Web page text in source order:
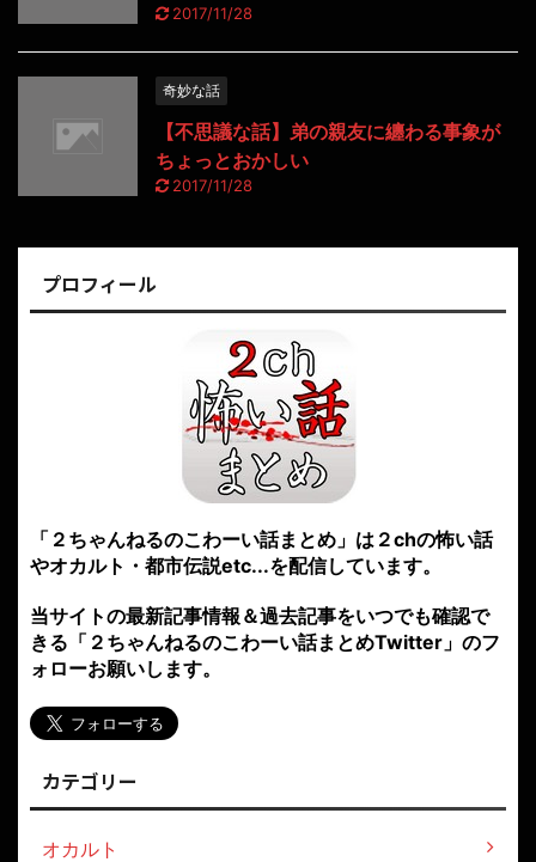
2017/11/28
奇妙な話
【不思議な話】弟の親友に纏わる事象が
ちょっとおかしい
2017/11/28
プロフィール
「２ちゃんねるのこわーい話まとめ」は２chの怖い話
やオカルト・都市伝説etc...を配信しています。
当サイトの最新記事情報＆過去記事をいつでも確認で
きる「２ちゃんねるのこわーい話まとめTwitter」のフ
ォローお願いします。
カテゴリー
オカルト